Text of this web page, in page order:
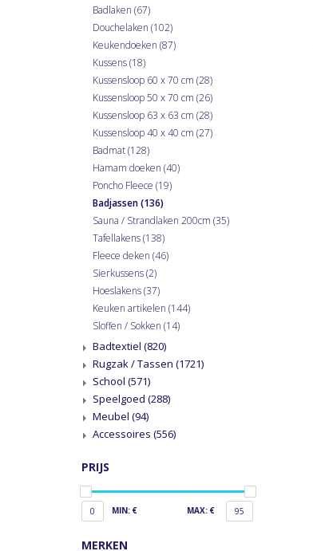
Badlaken (67)
Douchelaken (102)
Keukendoeken (87)
Kussens(18)
Kussensloop 60 x 70 cm (28)
Kussensloop 50 x 70 cm (26)
Kussensloop 63 x 63 cm (28)
Kussensloop 40 x 40 cm (27)
Badmat(128)
Hamam doeken (40)
Poncho Fleece (19)
Badjassen(136)
Sauna / Strandlaken 200cm (35)
Tafellakens(138)
Fleece deken (46)
Sierkussens(2)
Hoeslakens(37)
Keuken artikelen (144)
Sloffen / Sokken (14)
Badtextiel (820)
Rugzak / Tassen (1721)
School (571)
Speelgoed (288)
Meubel (94)
Accessoires (556)
PRIJS
0 MIN: € MAX: € 95
MERKEN